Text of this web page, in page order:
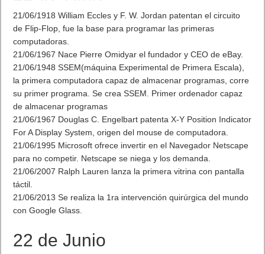
21/06/1918 William Eccles y F. W. Jordan patentan el circuito
de Flip-Flop, fue la base para programar las primeras
computadoras.
21/06/1967 Nace Pierre Omidyar el fundador y CEO de eBay.
21/06/1948 SSEM(máquina Experimental de Primera Escala),
la primera computadora capaz de almacenar programas, corre
su primer programa. Se crea SSEM. Primer ordenador capaz
de almacenar programas
21/06/1967 Douglas C. Engelbart patenta X-Y Position Indicator
For A Display System, origen del mouse de computadora.
21/06/1995 Microsoft ofrece invertir en el Navegador Netscape
para no competir. Netscape se niega y los demanda.
21/06/2007 Ralph Lauren lanza la primera vitrina con pantalla
táctil.
21/06/2013 Se realiza la 1ra intervención quirúrgica del mundo
con Google Glass.
22 de Junio